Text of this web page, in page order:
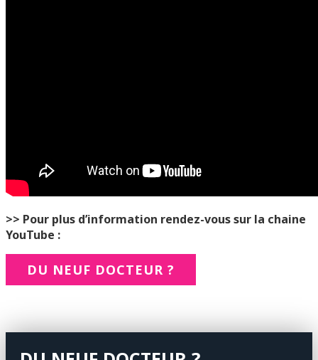
>> Pour plus d’information rendez-vous sur la chaine
YouTube :
DU NEUF DOCTEUR ?